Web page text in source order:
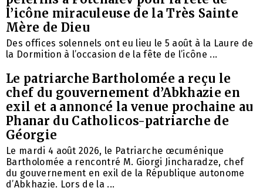
l’icône miraculeuse de la Très Sainte
Mère de Dieu
Des offices solennels ont eu lieu le 5 août à la Laure de
la Dormition à l’occasion de la fête de l’icône ...
Le patriarche Bartholomée a reçu le
chef du gouvernement d’Abkhazie en
exil et a annoncé la venue prochaine au
Phanar du Catholicos-patriarche de
Géorgie
Le mardi 4 août 2026, le Patriarche œcuménique
Bartholomée a rencontré M. Giorgi Jincharadze, chef
du gouvernement en exil de la République autonome
d’Abkhazie. Lors de la ...